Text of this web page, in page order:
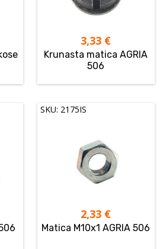
3,33 €
Krunasta matica AGRIA
506
SKU: 2175IS
2,33 €
Matica M10x1 AGRIA 506